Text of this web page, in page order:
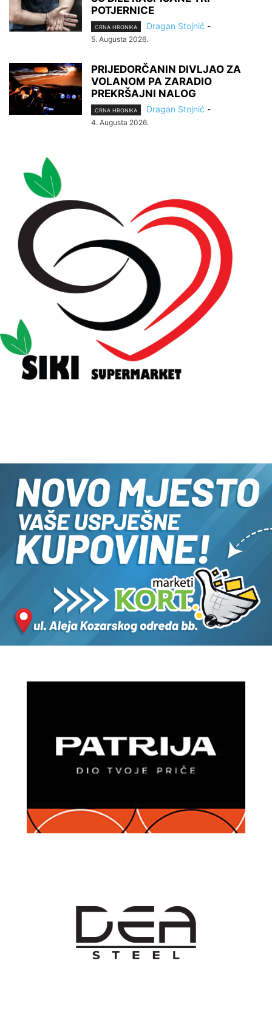
POTJERNICE
CRNA HRONIKA Dragan Stojnić -
5. Augusta 2026.
PRIJEDORČANIN DIVLJAO ZA
VOLANOM PA ZARADIO
PREKRŠAJNI NALOG
CRNA HRONIKA Dragan Stojnić -
4. Augusta 2026.